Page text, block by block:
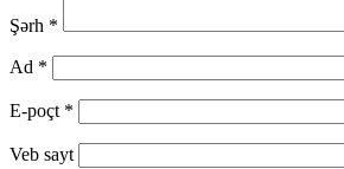
Şərh *
Ad *
E-poçt *
Veb sayt